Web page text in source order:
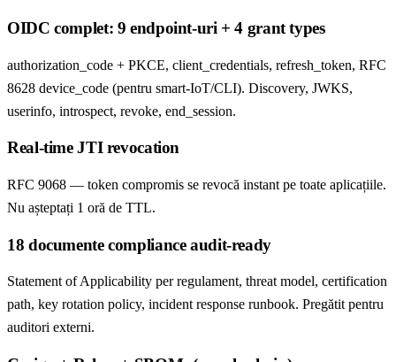
OIDC complet: 9 endpoint-uri + 4 grant types
authorization_code + PKCE, client_credentials, refresh_token, RFC
8628 device_code (pentru smart-IoT/CLI). Discovery, JWKS,
userinfo, introspect, revoke, end_session.
Real-time JTI revocation
RFC 9068 — token compromis se revocă instant pe toate aplicațiile.
Nu așteptați 1 oră de TTL.
18 documente compliance audit-ready
Statement of Applicability per regulament, threat model, certification
path, key rotation policy, incident response runbook. Pregătit pentru
auditori externi.